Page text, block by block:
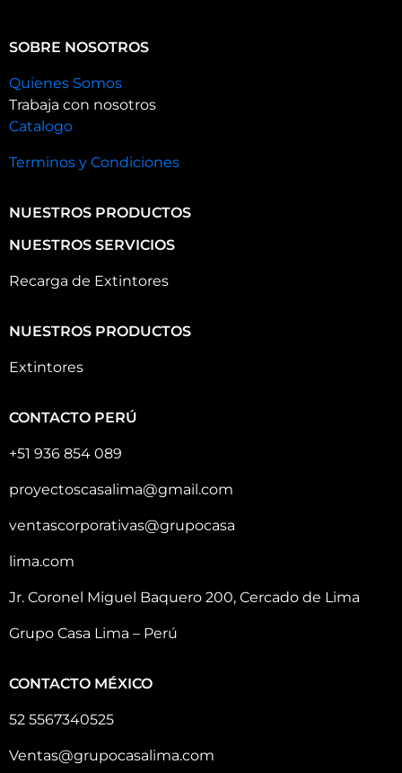
SOBRE NOSOTROS
Quienes Somos
Trabaja con nosotros
Catalogo
Terminos y Condiciones
NUESTROS PRODUCTOS
NUESTROS SERVICIOS
Recarga de Extintores
NUESTROS PRODUCTOS
Extintores
CONTACTO PERÚ
+51 936 854 089
proyectoscasalima@gmail.com
ventascorporativas@grupocasa
lima.com
Jr. Coronel Miguel Baquero 200, Cercado de Lima
Grupo Casa Lima – Perú
CONTACTO MÉXICO
52 5567340525
Ventas@grupocasalima.com